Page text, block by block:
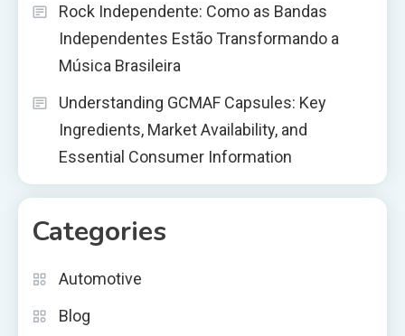
Rock Independente: Como as Bandas
Independentes Estão Transformando a
Música Brasileira
Understanding GCMAF Capsules: Key
Ingredients, Market Availability, and
Essential Consumer Information
Categories
Automotive
Blog